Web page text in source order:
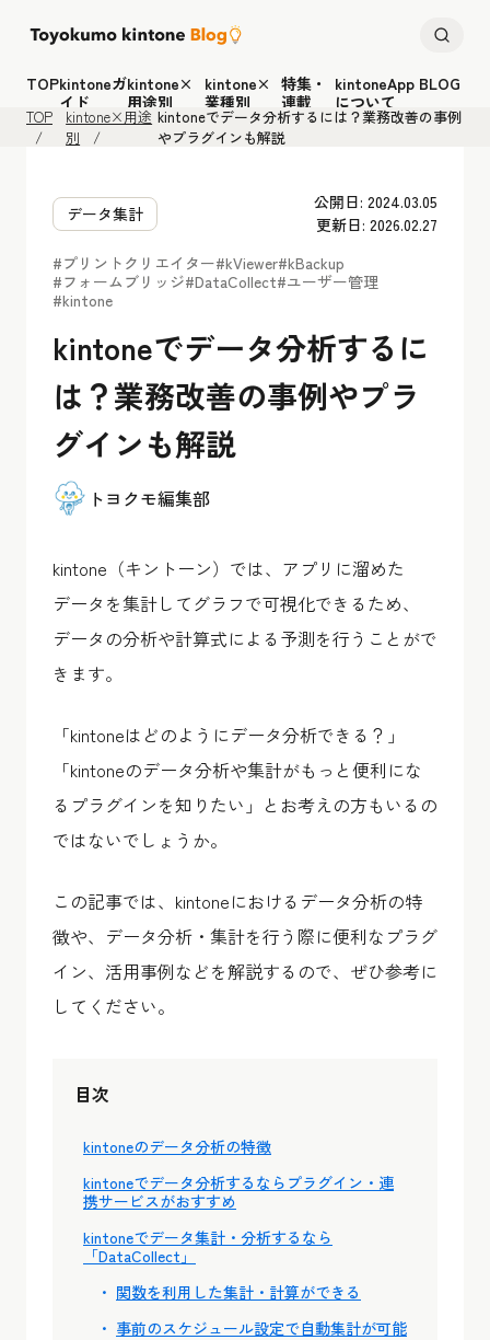
TOPkintoneガ
イド
kintone×
用途別
kintone×
業種別
特集・
連載
kintoneApp BLOG
について
TOP
kintone×用途
別
kintoneでデータ分析するには？業務改善の事例
やプラグインも解説
データ集計
公開日: 2024.03.05
更新日: 2026.02.27
#プリントクリエイター#kViewer#kBackup
#フォームブリッジ#DataCollect#ユーザー管理
#kintone
kintoneでデータ分析するに
は？業務改善の事例やプラ
グインも解説
トヨクモ編集部
kintone（キントーン）では、アプリに溜めた
データを集計してグラフで可視化できるため、
データの分析や計算式による予測を行うことがで
きます。
「kintoneはどのようにデータ分析できる？」
「kintoneのデータ分析や集計がもっと便利にな
るプラグインを知りたい」とお考えの方もいるの
ではないでしょうか。
この記事では、kintoneにおけるデータ分析の特
徴や、データ分析・集計を行う際に便利なプラグ
イン、活用事例などを解説するので、ぜひ参考に
してください。
目次
kintoneのデータ分析の特徴
kintoneでデータ分析するならプラグイン・連
携サービスがおすすめ
kintoneでデータ集計・分析するなら
「DataCollect」
関数を利用した集計・計算ができる
事前のスケジュール設定で自動集計が可能